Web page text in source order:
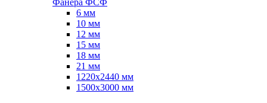
Фанера ФСФ
6 мм
10 мм
12 мм
15 мм
18 мм
21 мм
1220х2440 мм
1500х3000 мм